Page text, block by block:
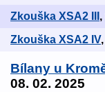
Zkouška XSA2 III ,
Zkouška XSA2 IV,
Bílany u
08. 02. 2025